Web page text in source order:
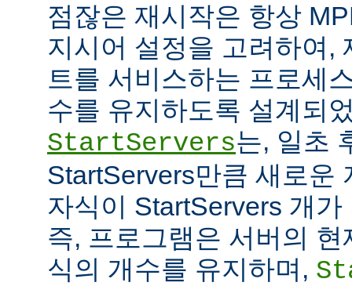
점잖은 재시작은 항상
지시어 설정을 고려하여,
트를 서비스하는 프로세
수를 유지하도록 설계되
StartServers는, 일초
StartServers만큼 새로운
자식이 StartServers 개
즉, 프로그램은 서버의
식의 개수를 유지하며,